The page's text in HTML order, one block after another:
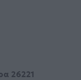
26221